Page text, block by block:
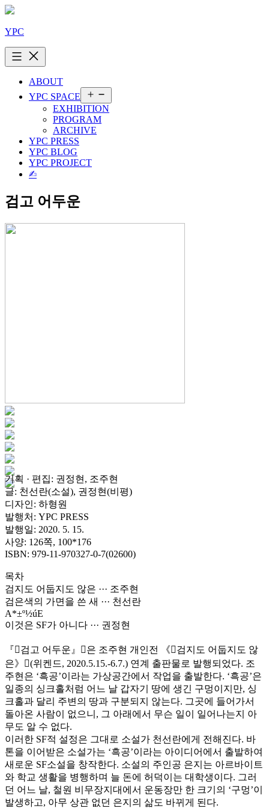
콘
츠
로
바
YPC
ABOUT
YPC SPACE
뉴
열
EXHIBITION
PROGRAM
ARCHIVE
YPC PRESS
YPC BLOG
YPC PROJECT
✍︎
검고 어두운
기획 · 편집: 권정현, 조주현
글: 천선란(소설), 권정현(비평)
디자인: 하형원
발행처: YPC PRESS
발행일: 2020. 5. 15.
사양: 126쪽, 100*176
ISBN: 979-11-970327-0-7(02600)
목차
검지도 어둡지도 않은 ··· 조주현
검은색의 가면을 쓴 새 ··· 천선란
A*±º½úE
이것은 SF가 아니다 ··· 권정현
『검고 어두운』은 조주현 개인전 《검지도 어둡지도 않
은》(위켄드, 2020.5.15.-6.7.) 연계 출판물로 발행되었다. 조
주현은 ‘흑공’이라는 가상공간에서 작업을 출발한다. ‘흑공’은
일종의 싱크홀처럼 어느 날 갑자기 땅에 생긴 구멍이지만, 싱
크홀과 달리 주변의 땅과 구분되지 않는다. 그곳에 들어가서
돌아온 사람이 없으니, 그 아래에서 무슨 일이 일어나는지 아
무도 알 수 없다.
이러한 SF적 설정은 그대로 소설가 천선란에게 전해진다. 바
톤을 이어받은 소설가는 ‘흑공’이라는 아이디어에서 출발하여
새로운 SF소설을 창작한다. 소설의 주인공 은지는 아르바이트
와 학교 생활을 병행하며 늘 돈에 허덕이는 대학생이다. 그러
던 어느 날, 철원 비무장지대에서 운동장만 한 크기의 ‘구멍’이
발생하고, 아무 상관 없던 은지의 삶도 바뀌게 된다.